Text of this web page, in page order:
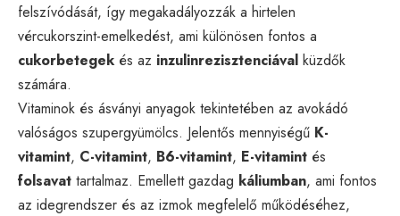
felszívódását, így megakadályozzák a hirtelen
vércukorszint-emelkedést, ami különösen fontos a
cukorbetegek és az inzulinrezisztenciával küzdők
számára.
Vitaminok és ásványi anyagok tekintetében az avokádó
valóságos szupergyümölcs. Jelentős mennyiségű K-
vitamint, C-vitamint, B6-vitamint, E-vitamint és
folsavat tartalmaz. Emellett gazdag káliumban, ami fontos
az idegrendszer és az izmok megfelelő működéséhez,